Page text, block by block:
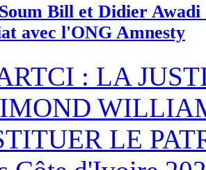
Bill et Didier
avec l'ONG Amnesty
: LA
LE